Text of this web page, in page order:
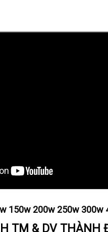
150w 200w 250w
TM & DV THÀNH